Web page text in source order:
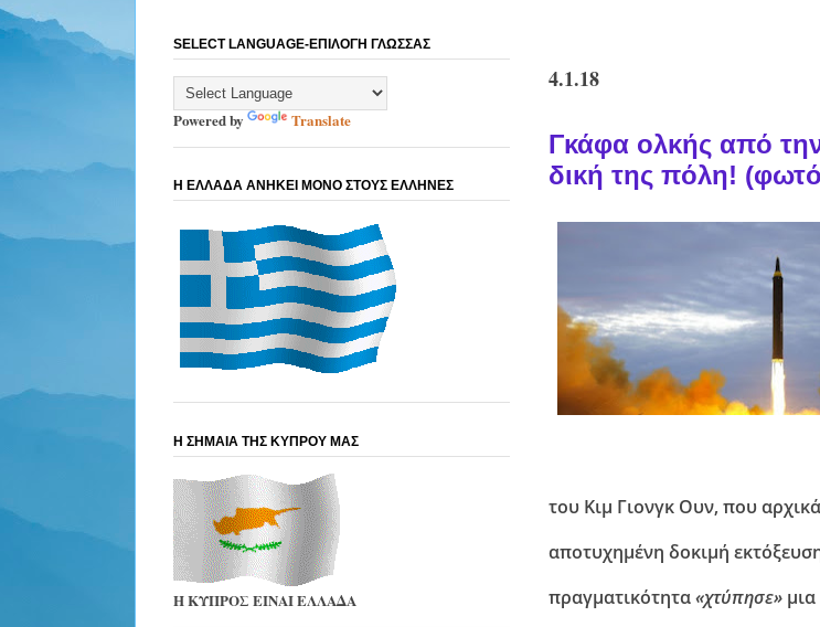
4.1.18
Γκάφα ολκής από
δική της πόλη!
του Κιμ Γιονγκ Ουν, που
αποτυχημένη δοκιμή
πραγματικότητα«χτύπησε»
SELECT LANGUAGE-ΕΠΙΛΟΓΗ ΓΛΩΣΣΑΣ
Powered by Translate
Η ΕΛΛΑΔΑ ΑΝΗΚΕΙ ΜΟΝΟ ΣΤΟΥΣ ΕΛΛΗΝΕΣ
Η ΣΗΜΑΙΑ ΤΗΣ ΚΥΠΡΟΥ ΜΑΣ
Η ΚΥΠΡΟΣ ΕΙΝΑΙ ΕΛΛΑΔΑ